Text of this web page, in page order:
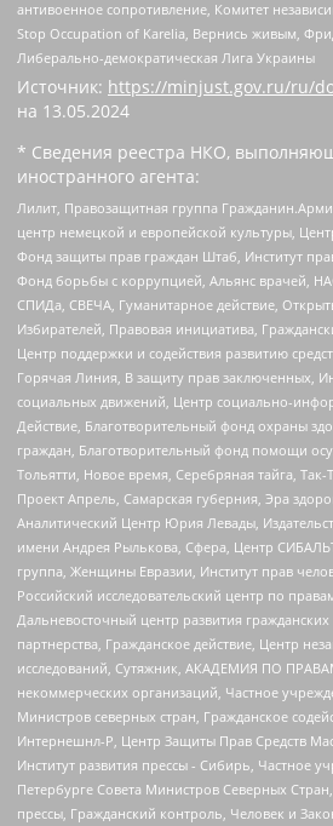
антивоенное сопротивление, Комитет
Stop Occupation of Karelia, Вернись живым,
Либерально-демократическая Лига Украины
Источник: https://minjust.gov.ru/ru/
на 13.05.2024
* Сведения реестра НКО,
иностранного агента:
Лилит, Правозащитная группа
центр немецкой и европейской культуры,
Фонд защиты прав граждан Штаб, Институт
Фонд борьбы с коррупцией, Альянс врачей,
СПИДа, СВЕЧА, Гуманитарное действие,
Избирателей, Правовая инициатива,
Центр поддержки и содействия развитию
Горячая Линия, В защиту прав заключенных,
социальных движений, Центр социально-
Действие, Благотворительный фонд охраны
граждан, Благотворительный фонд помощи
Тольятти, Новое время, Серебряная тайга, Так-
Проект Апрель, Самарская губерния, Эра
Аналитический Центр Юрия Левады,
имени Андрея Рылькова, Сфера, Центр
группа, Женщины Евразии, Институт прав
Российский исследовательский центр по
Дальневосточный центр развития
партнерства, Гражданское действие, Центр
исследований, Сутяжник, АКАДЕМИЯ ПО
некоммерческих организаций, Частное
Министров северных стран, Гражданское
Интернешнл-Р, Центр Защиты Прав Средств
Институт развития прессы - Сибирь, Частное
Петербурге Совета Министров Северных
прессы, Гражданский контроль, Человек и